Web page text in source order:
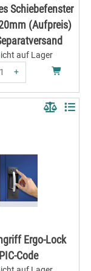
Schiebefenster
(Aufpreis)
auf Lager
+
Ergo-Lock
PIC-Code